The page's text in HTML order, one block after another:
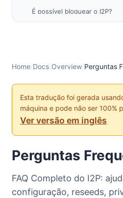
É possível bloquear o I2P?
Por que o I2P está
Como me conecto ao IRC
Como configurar meu próprio
Como o I2P encontra sites
Endereços?
Quais portas o I2P utiliza?
Home/Docs/Overview/Perguntas
Esta tradução foi gerada
máquina e pode não ser 100%
Ver versão em inglês
Perguntas
FAQ Completo do I2P:
configuração, reseeds,